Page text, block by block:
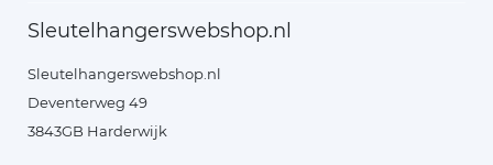
Sleutelhangerswebshop.nl
Sleutelhangerswebshop.nl
Deventerweg 49
3843GB Harderwijk